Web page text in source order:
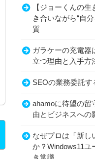
【ジョーくんの
き合いながら“自
質
ガラケーの充電器
立つ理由と入手方
SEOの業務委託す
ahamoに待望の留
由とビジネスへの
なぜプロは「新し
か？Windows11ユ